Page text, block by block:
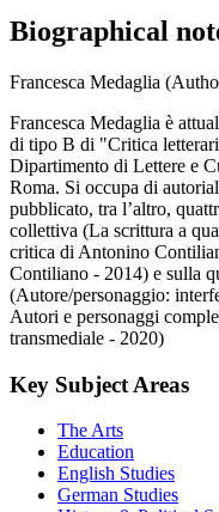
Biographical
Francesca Medaglia
Francesca Medaglia è
di tipo B di "Critica
Dipartimento di Lettere e
Roma. Si occupa di
pubblicato, tra l’altro,
collettiva (La scrittura a
critica di Antonino
Contiliano - 2014) e sulla
(Autore/personaggio:
Autori e personaggi
transmediale - 2020)
Key Subject Areas
The Arts
Education
English Studies
German Studies